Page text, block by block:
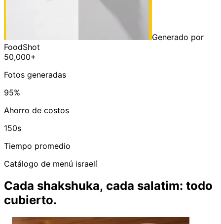
Generado por
FoodShot
50,000+
Fotos generadas
95%
Ahorro de costos
150s
Tiempo promedio
Catálogo de menú israelí
Cada shakshuka, cada salatim: todo
cubierto.